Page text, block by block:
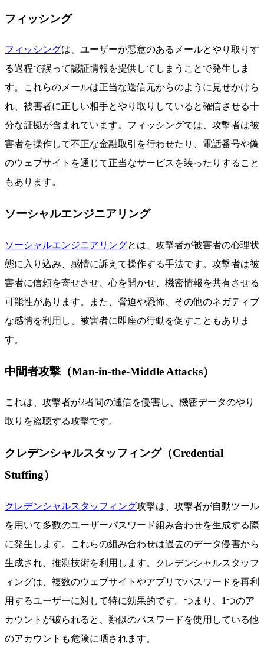
フィッシング
フィッシングは、ユーザーが悪意のあるメールとやり取りす
る過程で誤って認証情報を提供してしまうことで発生しま
す。これらのメールは正当な送信元からのように見せかけら
れ、被害者に正しい相手とやり取りしていると確信させる十
分な証拠が含まれています。フィッシングでは、攻撃者は被
害者を操作して不正な金融取引を行わせたり、電話番号や偽
のウェブサイトを通じて正当なサービスを装ったりすること
もあります。
ソーシャルエンジニアリング
ソーシャルエンジニアリングとは、攻撃者が被害者の心理状
態に入り込み、感情に訴えて操作する手法です。攻撃者は被
害者に信頼を寄せさせ、心を開かせ、機密情報を共有させる
可能性があります。また、脅迫や恐怖、その他のネガティブ
な感情を利用し、被害者に即座の行動を促すこともありま
す。
中間者攻撃（Man-in-the-Middle Attacks）
これは、攻撃者が2者間の通信を侵害し、機密データのやり
取りを盗聴する攻撃です。
クレデンシャルスタッフィング（Credential
Stuffing）
クレデンシャルスタッフィング攻撃は、攻撃者が自動ツール
を用いて多数のユーザーパスワード組み合わせを生成する際
に発生します。これらの組み合わせは過去のデータ侵害から
生成され、推測技術を利用します。クレデンシャルスタッフ
ィングは、複数のウェブサイトやアプリでパスワードを再利
用するユーザーに対して特に効果的です。つまり、1つのア
カウントが破られると、類似のパスワードを使用している他
のアカウントも危険に晒されます。